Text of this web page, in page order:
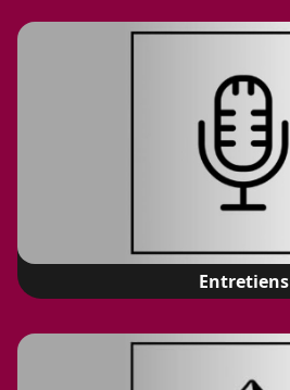
Entretiens